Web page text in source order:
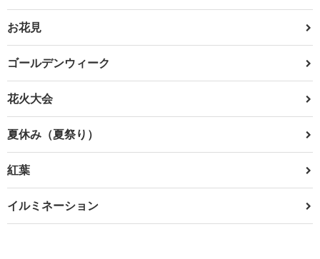
お花見
ゴールデンウィーク
花火大会
夏休み（夏祭り）
紅葉
イルミネーション